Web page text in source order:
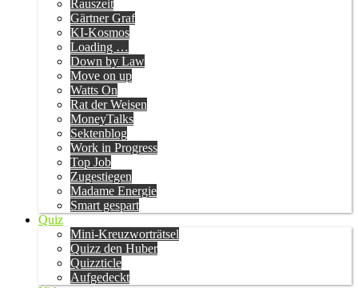
Rauszeit
Gärtner Graf
KI-Kosmos
Loading …
Down by Law
Move on up
Watts On
Rat der Weisen
MoneyTalks
Sektenblog
Work in Progress
Top Job
Zugestiegen
Madame Energie
Smart gespart
Quiz
Mini-Kreuzworträtsel
Quizz den Huber
Quizzticle
Aufgedeckt